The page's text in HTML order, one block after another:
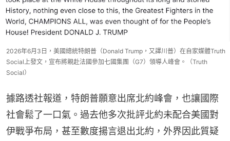
2026年6月3日，美國總統特朗普（Donald Trump，又譯川普）在自家媒體Truth
Social上發文，宣布將親赴法國參加七國集團（G7）領導人峰會。（Truth
Social）
據路透社報道，特朗普願意出席北約峰會，也讓國際
社會鬆了一口氣。過去他多次批評北約未配合美國對
伊戰爭布局，甚至數度揚言退出北約，外界因此質疑